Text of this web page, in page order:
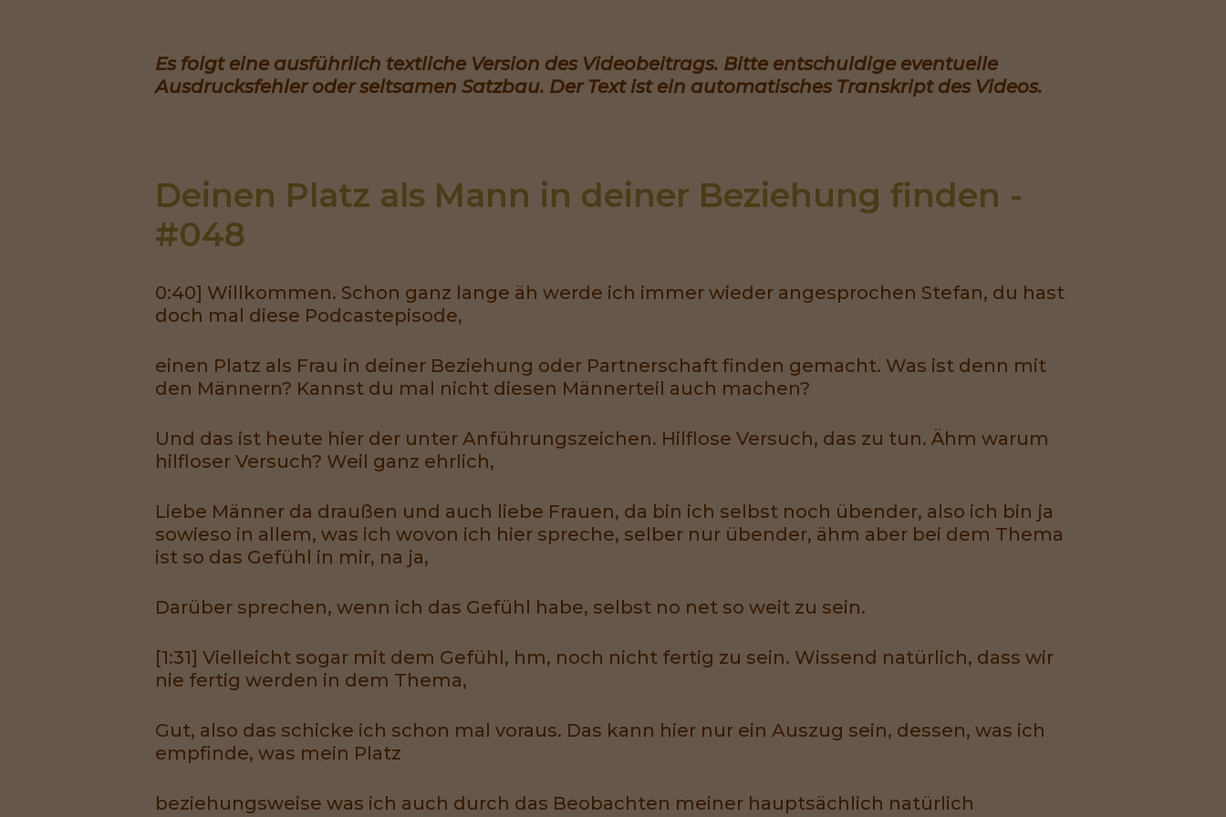
Es folgt eine ausführlich textliche Version des Videobeitrags. Bitte entschuldige eventuelle
Ausdrucksfehler oder seltsamen Satzbau. Der Text ist ein automatisches Transkript des Videos.
Deinen Platz als Mann in deiner Beziehung finden -
#048
0:40] Willkommen. Schon ganz lange äh werde ich immer wieder angesprochen Stefan, du hast
doch mal diese Podcastepisode,
einen Platz als Frau in deiner Beziehung oder Partnerschaft finden gemacht. Was ist denn mit
den Männern? Kannst du mal nicht diesen Männerteil auch machen?
Und das ist heute hier der unter Anführungszeichen. Hilflose Versuch, das zu tun. Ähm warum
hilfloser Versuch? Weil ganz ehrlich,
Liebe Männer da draußen und auch liebe Frauen, da bin ich selbst noch übender, also ich bin ja
sowieso in allem, was ich wovon ich hier spreche, selber nur übender, ähm aber bei dem Thema
ist so das Gefühl in mir, na ja,
Darüber sprechen, wenn ich das Gefühl habe, selbst no net so weit zu sein.
[1:31] Vielleicht sogar mit dem Gefühl, hm, noch nicht fertig zu sein. Wissend natürlich, dass wir
nie fertig werden in dem Thema,
Gut, also das schicke ich schon mal voraus. Das kann hier nur ein Auszug sein, dessen, was ich
empfinde, was mein Platz
beziehungsweise was ich auch durch das Beobachten meiner hauptsächlich natürlich